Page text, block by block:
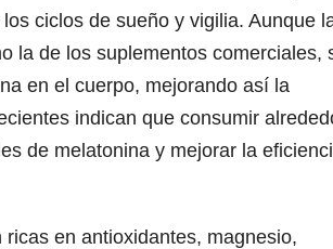
ciclos de sueño y vigilia. Aunque
la de los suplementos comerciales,
en el cuerpo, mejorando así la
indican que consumir
de melatonina y mejorar la
en antioxidantes, magnesio,